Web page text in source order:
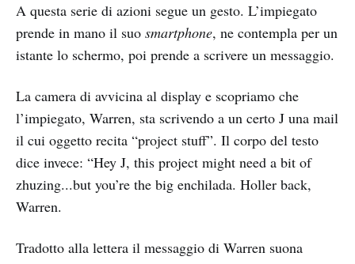
A questa serie di azioni segue un gesto. L’impiegato
prende in mano il suo smartphone, ne contempla per un
istante lo schermo, poi prende a scrivere un messaggio.
La camera di avvicina al display e scopriamo che
l’impiegato, Warren, sta scrivendo a un certo J una mail
il cui oggetto recita “project stuff”. Il corpo del testo
dice invece: “Hey J, this project might need a bit of
zhuzing...but you’re the big enchilada. Holler back,
Warren.
Tradotto alla lettera il messaggio di Warren suona